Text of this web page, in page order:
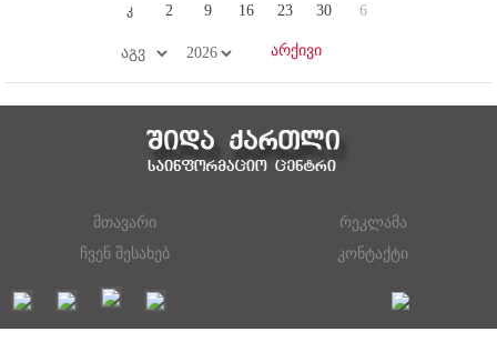
კ 2 9 16 23 30 6
მთავარი
რეკლამა
ჩვენ შესახებ
კონტაქტი